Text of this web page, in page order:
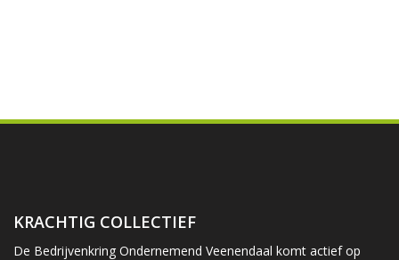
KRACHTIG COLLECTIEF
De Bedrijvenkring Ondernemend Veenendaal komt actief op